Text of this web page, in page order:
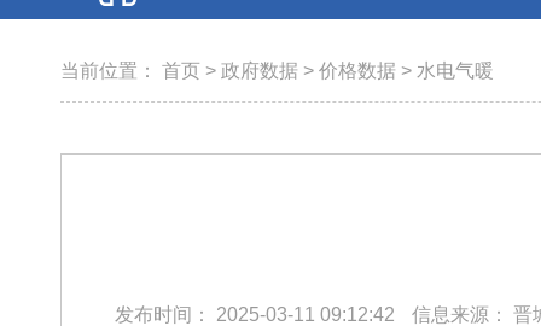
当前位置： 首页 > 政府数据 > 价格数据 > 水电气暖
发布时间： 2025-03-11 09:12:42 信息来源： 晋